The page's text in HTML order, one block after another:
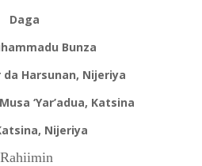
Daga
Bunza
da Harsunan, Nijeriya
‘Yar’adua, Katsina
Nijeriya